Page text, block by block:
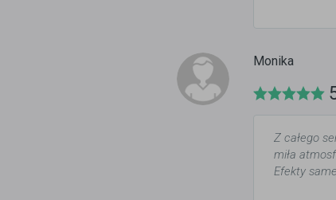
Monika
Z całego
miła
Efekty